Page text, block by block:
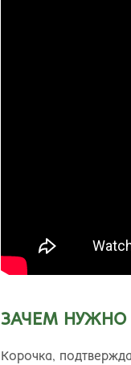
ЗАЧЕМ
Корочка,